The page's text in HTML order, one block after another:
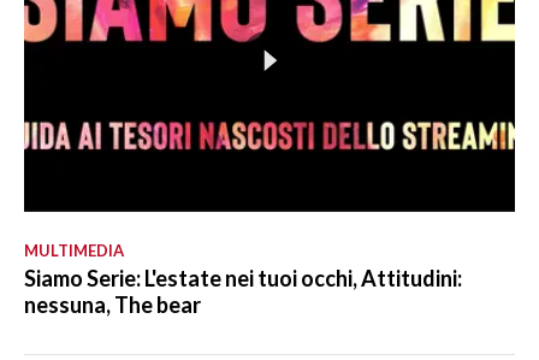
MULTIMEDIA
Siamo Serie: L'estate nei tuoi occhi, Attitudini:
nessuna, The bear